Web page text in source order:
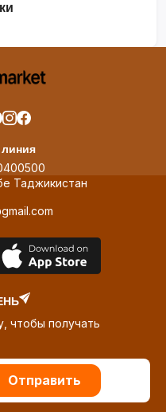
линия
Таджикистан
чтобы получать
Отправить